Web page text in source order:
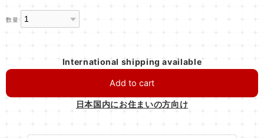
数量
International shipping available
Add to cart
日本国内にお住まいの方向け